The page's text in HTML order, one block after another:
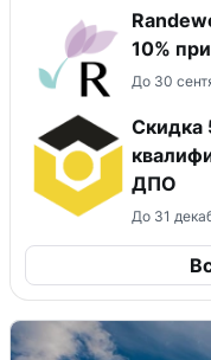
10%
До 30
Скидка
ДПО
До 31